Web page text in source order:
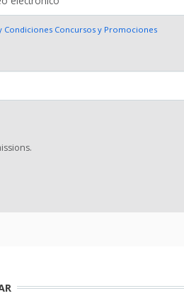
Condiciones Concursos y Promociones